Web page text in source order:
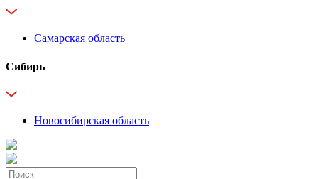
Самарская область
Сибирь
Новосибирская область